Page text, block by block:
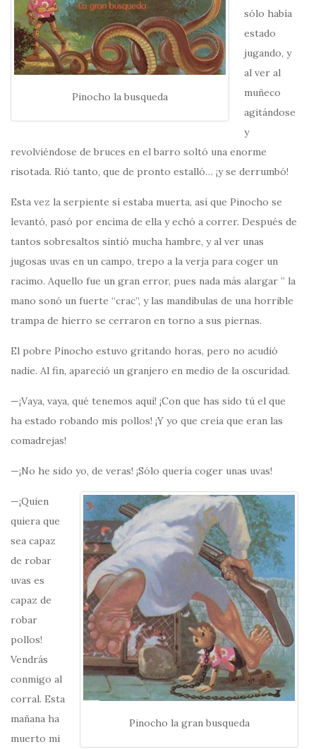
Pinocho la busqueda
sólo había
estado
jugando, y
al ver al
muñeco
agitándose
y
revolviéndose de bruces en el barro soltó una enorme
risotada. Rió tanto, que de pronto estalló… ¡y se derrumbó!
Esta vez la serpiente sí estaba muerta, así que Pinocho se
levantó, pasó por encima de ella y echó a correr. Después de
tantos sobresaltos sintió mucha hambre, y al ver unas
jugosas uvas en un campo, trepo a la verja para coger un
racimo. Aquello fue un gran error, pues nada más alargar ” la
mano sonó un fuerte “crac”, y las mandíbulas de una horrible
trampa de hierro se cerraron en torno a sus piernas.
El pobre Pinocho estuvo gritando horas, pero no acudió
nadie. Al fin, apareció un granjero en medio de la oscuridad.
—¡Vaya, vaya, qué tenemos aquí! ¡Con que has sido tú el que
ha estado robando mis pollos! ¡Y yo que creía que eran las
comadrejas!
—¡No he sido yo, de veras! ¡Sólo quería coger unas uvas!
Pinocho la gran busqueda
—¡Quien
quiera que
sea capaz
de robar
uvas es
capaz de
robar
pollos!
Vendrás
conmigo al
corral. Esta
mañana ha
muerto mi